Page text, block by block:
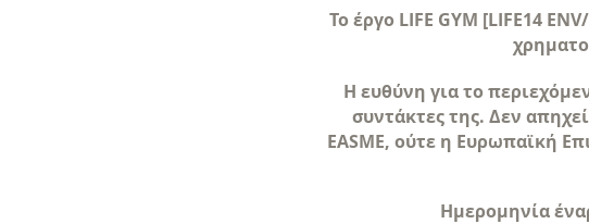
Το έργο LIFE GYM [LIFE14
Η ευθύνη για το
συντάκτες της. Δεν
EASME, ούτε η Ευρωπαϊκή
Ημερομηνία